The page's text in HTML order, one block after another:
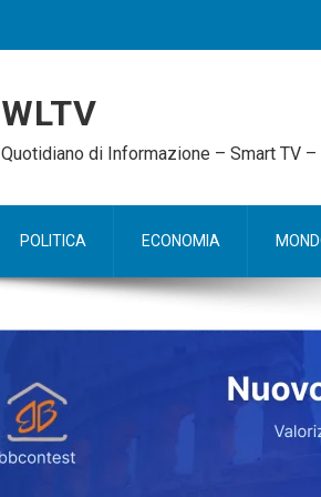
WLTV
Quotidiano di Informazione – Smart TV –
POLITICA ECONOMIA